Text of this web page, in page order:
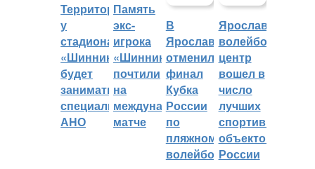
Территорией
у
стадиона
«Шинник»
будет
заниматься
специальное
АНО
Память
экс-
игрока
«Шинника»
почтили
на
международном
матче
В
Ярославле
отменили
финал
Кубка
России
по
пляжному
волейболу
Ярославский
волейбольный
центр
вошел в
число
лучших
спортивных
объектов
России